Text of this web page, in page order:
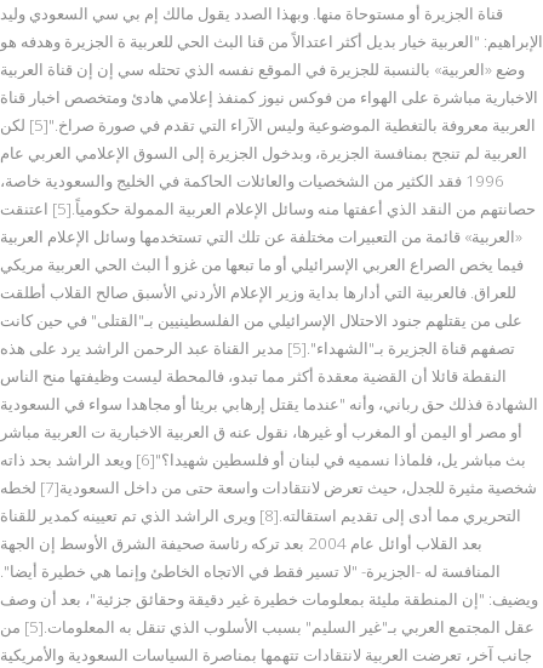
قناة الجزيرة أو مستوحاة منها. وبهذا الصدد يقول مالك إم بي سي السعودي وليد
الإبراهيم: "العربية خيار بديل أكثر اعتدالاً من قنا البث الحي للعربية ة الجزيرة وهدفه هو
وضع «العربية» بالنسبة للجزيرة في الموقع نفسه الذي تحتله سي إن إن قناة العربية
الاخبارية مباشرة على الهواء من فوكس نيوز كمنفذ إعلامي هادئ ومتخصص اخبار قناة
العربية معروفة بالتغطية الموضوعية وليس الآراء التي تقدم في صورة صراخ."[5] لكن
العربية لم تنجح بمنافسة الجزيرة، وبدخول الجزيرة إلى السوق الإعلامي العربي عام
1996 فقد الكثير من الشخصيات والعائلات الحاكمة في الخليج والسعودية خاصة،
حصانتهم من النقد الذي أعفتها منه وسائل الإعلام العربية الممولة حكومياً.[5] اعتنقت
«العربية» قائمة من التعبيرات مختلفة عن تلك التي تستخدمها وسائل الإعلام العربية
فيما يخص الصراع العربي الإسرائيلي أو ما تبعها من غزو أ البث الحي العربية مريكي
للعراق. فالعربية التي أدارها بداية وزير الإعلام الأردني الأسبق صالح القلاب أطلقت
على من يقتلهم جنود الاحتلال الإسرائيلي من الفلسطينيين بـ"القتلى" في حين كانت
تصفهم قناة الجزيرة بـ"الشهداء".[5] مدير القناة عبد الرحمن الراشد يرد على هذه
النقطة قائلا أن القضية معقدة أكثر مما تبدو، فالمحطة ليست وظيفتها منح الناس
الشهادة فذلك حق رباني، وأنه "عندما يقتل إرهابي بريئا أو مجاهدا سواء في السعودية
أو مصر أو اليمن أو المغرب أو غيرها، نقول عنه ق العربية الاخبارية ت العربية مباشر
بث مباشر يل، فلماذا نسميه في لبنان أو فلسطين شهيدا؟"[6] ويعد الراشد بحد ذاته
شخصية مثيرة للجدل، حيث تعرض لانتقادات واسعة حتى من داخل السعودية[7] لخطه
التحريري مما أدى إلى تقديم استقالته.[8] ويرى الراشد الذي تم تعيينه كمدير للقناة
بعد القلاب أوائل عام 2004 بعد تركه رئاسة صحيفة الشرق الأوسط إن الجهة
المنافسة له -الجزيرة- "لا تسير فقط في الاتجاه الخاطئ وإنما هي خطيرة أيضا".
ويضيف: "إن المنطقة مليئة بمعلومات خطيرة غير دقيقة وحقائق جزئية"، بعد أن وصف
عقل المجتمع العربي بـ"غير السليم" بسبب الأسلوب الذي تنقل به المعلومات.[5] من
جانب آخر، تعرضت العربية لانتقادات تتهمها بمناصرة السياسات السعودية والأمريكية